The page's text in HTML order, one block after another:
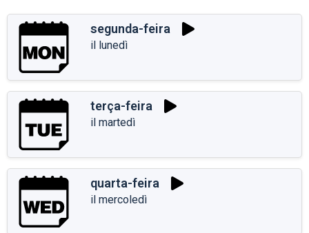
segunda-feira
il lunedì
terça-feira
il martedì
quarta-feira
il mercoledì